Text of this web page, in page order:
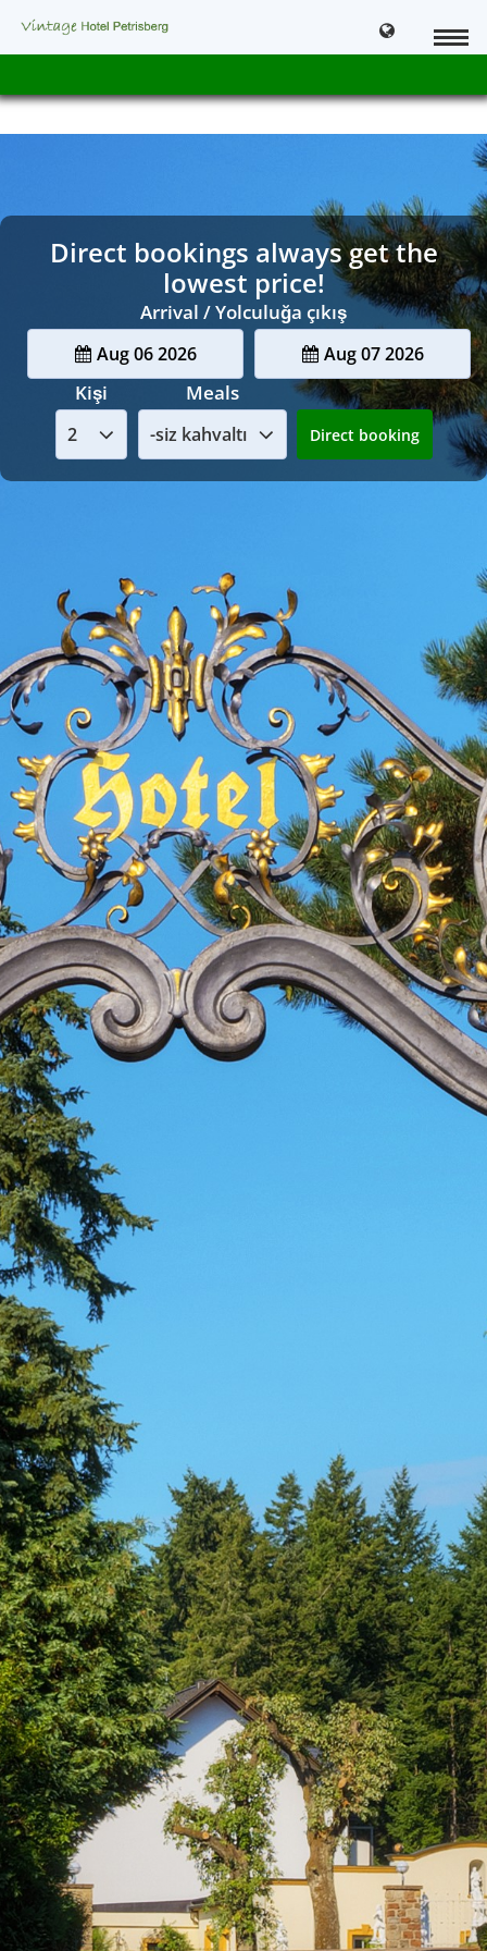
Direct bookings always get the
lowest price!
Arrival / Yolculuğa çıkış
Aug 06 2026 Aug 07 2026
Kişi Meals